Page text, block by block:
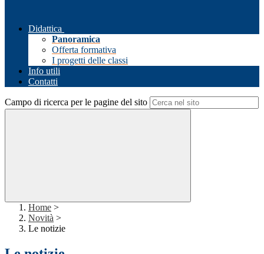
Didattica
Panoramica
Offerta formativa
I progetti delle classi
Info utili
Contatti
Campo di ricerca per le pagine del sito
Home >
Novità >
Le notizie